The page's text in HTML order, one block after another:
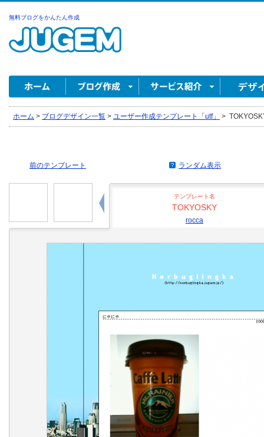
無料ブログをかんたん作成
ホーム > ブログデザイン一覧 > ユーザー作成テンプレート「utf」 >
前のテンプレート ランダム表示
テンプレート名
TOKYOSKY
rocca